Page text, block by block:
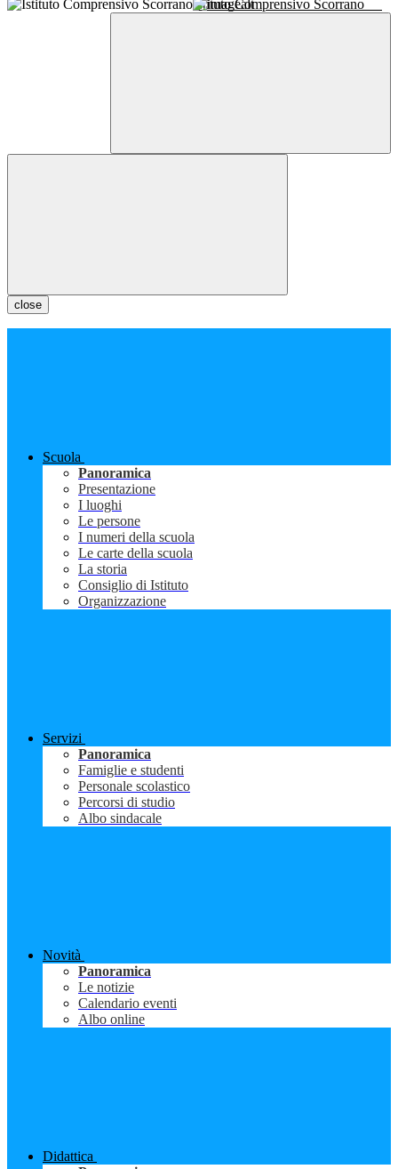
Istituto Comprensivo Scorrano
close
Scuola
Panoramica
Presentazione
I luoghi
Le persone
I numeri della scuola
Le carte della scuola
La storia
Consiglio di Istituto
Organizzazione
Servizi
Panoramica
Famiglie e studenti
Personale scolastico
Percorsi di studio
Albo sindacale
Novità
Panoramica
Le notizie
Calendario eventi
Albo online
Didattica